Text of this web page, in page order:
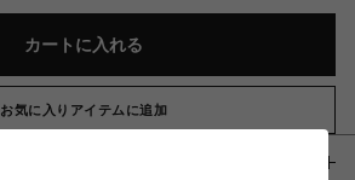
カートに入れる
お気に入りアイテムに追加